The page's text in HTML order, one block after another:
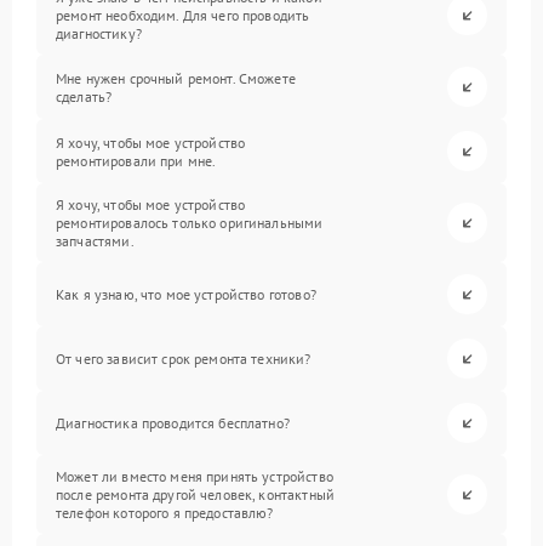
ремонт необходим. Для чего проводить
диагностику?
Мне нужен срочный ремонт. Сможете
сделать?
Я хочу, чтобы мое устройство
ремонтировали при мне.
Я хочу, чтобы мое устройство
ремонтировалось только оригинальными
запчастями.
Как я узнаю, что мое устройство готово?
От чего зависит срок ремонта техники?
Диагностика проводится бесплатно?
Может ли вместо меня принять устройство
после ремонта другой человек, контактный
телефон которого я предоставлю?